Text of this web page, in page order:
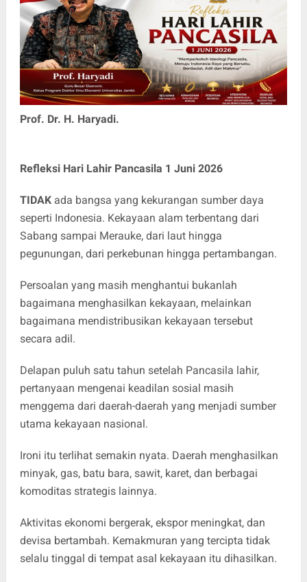
Prof. Dr. H. Haryadi.
Refleksi Hari Lahir Pancasila 1 Juni 2026
TIDAKada bangsa yang kekurangan sumber daya
seperti Indonesia. Kekayaan alam terbentang dari
Sabang sampai Merauke, dari laut hingga
pegunungan, dari perkebunan hingga pertambangan.
Persoalan yang masih menghantui bukanlah
bagaimana menghasilkan kekayaan, melainkan
bagaimana mendistribusikan kekayaan tersebut
secara adil.
Delapan puluh satu tahun setelah Pancasila lahir,
pertanyaan mengenai keadilan sosial masih
menggema dari daerah-daerah yang menjadi sumber
utama kekayaan nasional.
Ironi itu terlihat semakin nyata. Daerah menghasilkan
minyak, gas, batu bara, sawit, karet, dan berbagai
komoditas strategis lainnya.
Aktivitas ekonomi bergerak, ekspor meningkat, dan
devisa bertambah. Kemakmuran yang tercipta tidak
selalu tinggal di tempat asal kekayaan itu dihasilkan.